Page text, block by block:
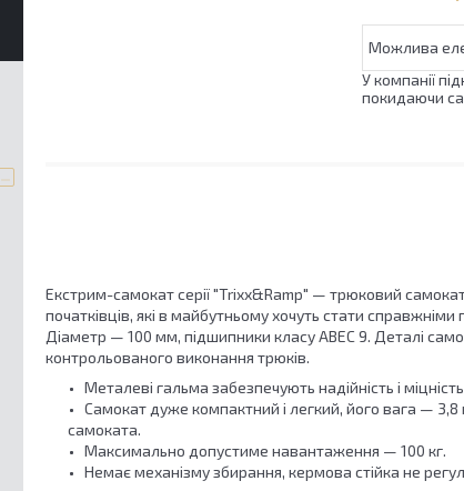
У компанії
покидаючи
Екстрим-самокат серії "Trixx&Ramp" — трюковий
початківців, які в майбутньому хочуть стати
Діаметр — 100 мм, підшипники класу ABEC 9. Деталі
контрольованого виконання трюків.
Металеві гальма забезпечують надійність і
Самокат дуже компактний і легкий, його вага —
самоката.
Максимально допустиме навантаження — 100 кг.
Немає механізму збирання, кермова стійка не